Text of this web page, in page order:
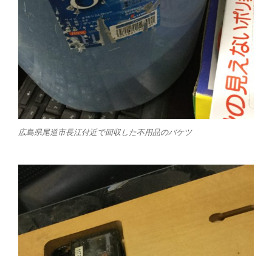
広島県尾道市長江付近で回収した不用品のバケツ